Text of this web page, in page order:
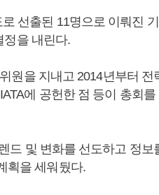
선출된 11명으로 이뤄진
정을 내린다.
원을 지내고 2014년부터 전
에 공헌한 점 등이 총회를
드 및 변화를 선도하고 정보
획을 세워뒀다.